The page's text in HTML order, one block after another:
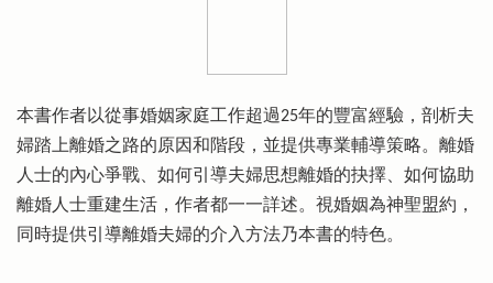
本書作者以從事婚姻家庭工作超過25年的豐富經驗，剖析夫
婦踏上離婚之路的原因和階段，並提供專業輔導策略。離婚
人士的內心爭戰、如何引導夫婦思想離婚的抉擇、如何協助
離婚人士重建生活，作者都一一詳述。視婚姻為神聖盟約，
同時提供引導離婚夫婦的介入方法乃本書的特色。